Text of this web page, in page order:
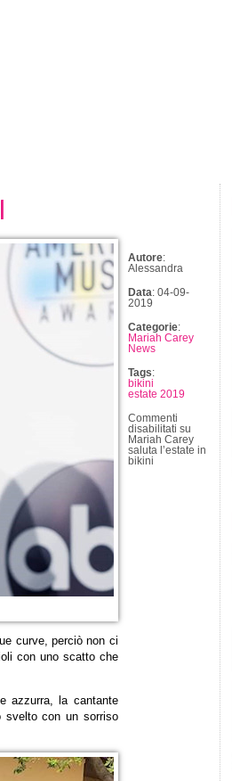
curve, perciò non ci
con uno scatto che
azzurra, la cantante
svelto con un sorriso
Autore:
Alessandra
Data: 04-09-
2019
Categorie:
Mariah Carey
News
Tags:
bikini
estate 2019
Commenti
disabilitati su
Mariah Carey
saluta l’estate in
bikini